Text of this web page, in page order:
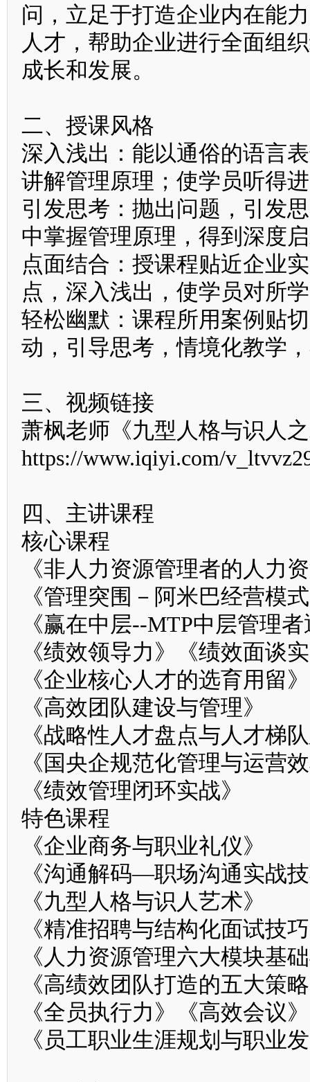
问，立足于打造企业内在能
人才，帮助企业进行全面组
成长和发展。
二、授课风格
深入浅出：能以通俗的语言
讲解管理原理；使学员听得
引发思考：抛出问题，引发
中掌握管理原理，得到深度
点面结合：授课程贴近企业
点，深入浅出，使学员对所
轻松幽默：课程所用案例贴
动，引导思考，情境化教学
三、视频链接
萧枫老师《九型人格与识人
https://www.iqiyi.com/
四、主讲课程
核心课程
《非人力资源管理者的人力
《管理突围－阿米巴经营模
《赢在中层--MTP中层管理
《绩效领导力》《绩效面谈
《企业核心人才的选育用留
《高效团队建设与管理》
《战略性人才盘点与人才梯
《国央企规范化管理与运营
《绩效管理闭环实战》
特色课程
《企业商务与职业礼仪》
《沟通解码—职场沟通实战
《九型人格与识人艺术》
《精准招聘与结构化面试技
《人力资源管理六大模块基
《高绩效团队打造的五大策
《全员执行力》《高效会议
《员工职业生涯规划与职业